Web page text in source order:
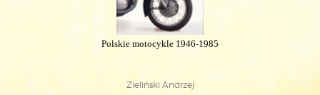
Polskie motocykle 1946-1985
Zieliński Andrzej